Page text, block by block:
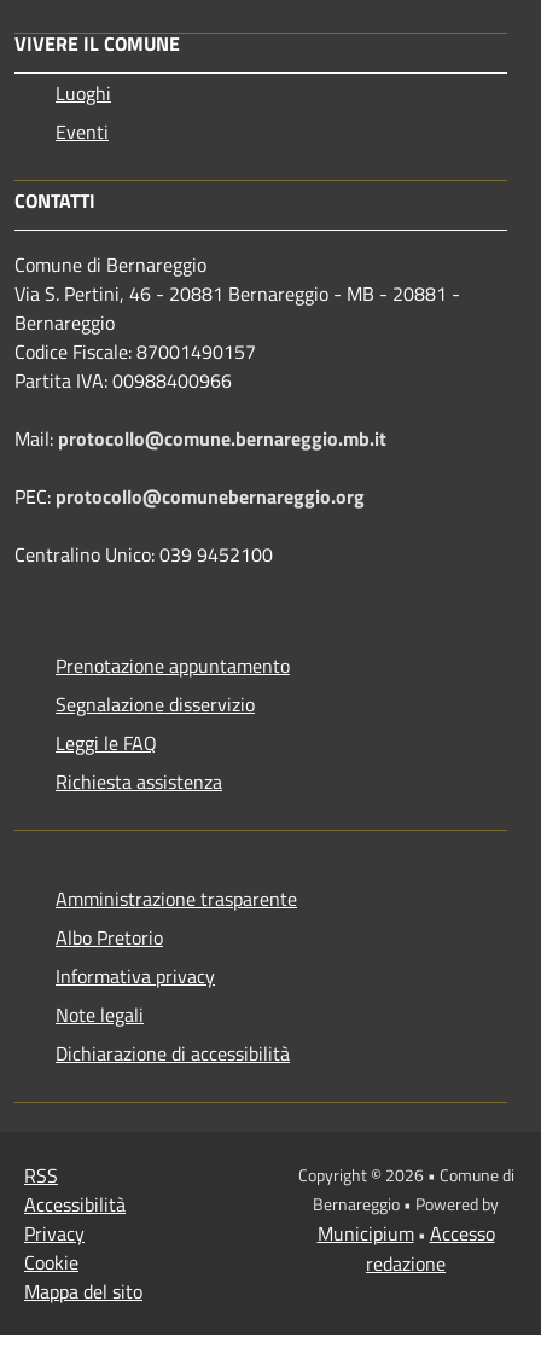
VIVERE IL COMUNE
Luoghi
Eventi
CONTATTI
Comune di Bernareggio
Via S. Pertini, 46 - 20881 Bernareggio - MB - 20881 -
Bernareggio
Codice Fiscale: 87001490157
Partita IVA: 00988400966
Mail: protocollo@comune.bernareggio.mb.it
PEC: protocollo@comunebernareggio.org
Centralino Unico: 039 9452100
Prenotazione appuntamento
Segnalazione disservizio
Leggi le FAQ
Richiesta assistenza
Amministrazione trasparente
Albo Pretorio
Informativa privacy
Note legali
Dichiarazione di accessibilità
RSS
Accessibilità
Privacy
Cookie
Mappa del sito
Copyright © 2026 • Comune di
Bernareggio • Powered by
Municipium• Accesso
redazione